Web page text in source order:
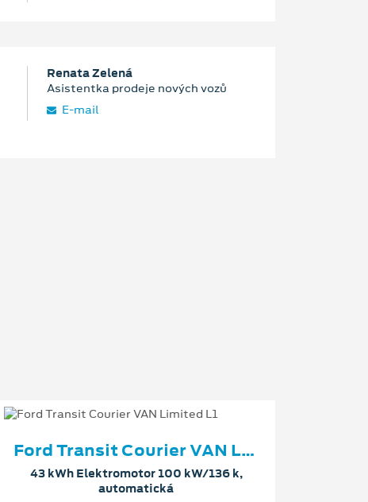
Renata Zelená
Asistentka prodeje nových vozů
E‑mail
Ford Transit Courier VAN Limited L1
43 kWh Elektromotor 100 kW/136 k,
automatická